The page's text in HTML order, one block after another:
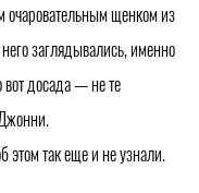
щенком из
заглядывались, именно
досада — не те
этом так еще и не узнали.